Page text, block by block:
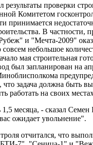
проверки
Комитетом
принимается
В частности,
и "Мечта-2009"
совсем небольшое
мая строительная
был запланирован на
что задача должна быть
работать на своих
1,5 месяца, - сказал
ожидает увольнение".
отчитался, что